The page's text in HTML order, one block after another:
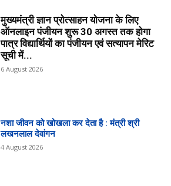
मुख्यमंत्री ज्ञान प्रोत्साहन योजना के लिए
ऑनलाइन पंजीयन शुरू 30 अगस्त तक होगा
पात्र विद्यार्थियों का पंजीयन एवं सत्यापन मेरिट
सूची में...
6 August 2026
नशा जीवन को खोखला कर देता है : मंत्री श्री
लखनलाल देवांगन
4 August 2026